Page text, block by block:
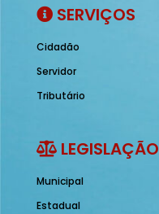
SERVIÇOS
Cidadão
Servidor
Tributário
LEGISLAÇÃO
Municipal
Estadual